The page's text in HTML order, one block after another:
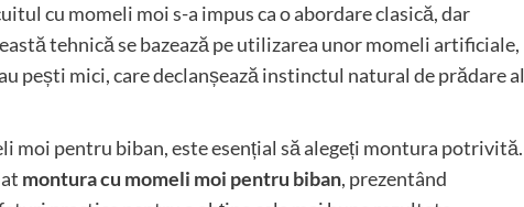
cu momeli moi s-a impus ca o abordare clasică, dar
tehnică se bazează pe utilizarea unor momeli artificiale,
pești mici, care declanșează instinctul natural de prădare al
moi pentru biban, este esențial să alegeți montura potrivită.
montura cu momeli moi pentru biban, prezentând